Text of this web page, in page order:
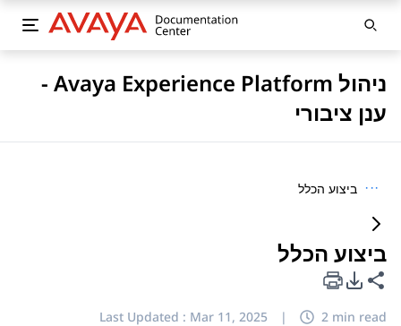
ניהול Avaya Experience Platform -
ענן ציבורי
··· ביצוע הכלל
ביצוע הכלל
Share this page
PDF Export Options
Last Updated : Mar 11, 2025 | 2 min read